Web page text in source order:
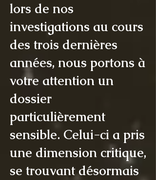
lors de nos
investigations au cours
des trois dernières
années, nous portons à
votre attention un
dossier
particulièrement
sensible. Celui-ci a pris
une dimension critique,
se trouvant désormais